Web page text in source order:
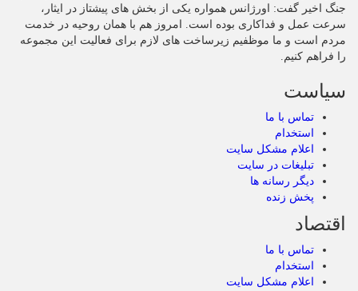
جنگ اخیر گفت: اورژانس همواره یکی از بخش‌ های پیشتاز در ایثار،
سرعت‌ عمل و فداکاری بوده است. امروز هم با همان روحیه در خدمت
مردم است و ما موظفیم زیرساخت‌ های لازم برای فعالیت این مجموعه
را فراهم کنیم.
سیاست
تماس با ما
استخدام
اعلام مشکل سایت
تبلیغات در سایت
دیگر رسانه ها
پخش زنده
اقتصاد
تماس با ما
استخدام
اعلام مشکل سایت